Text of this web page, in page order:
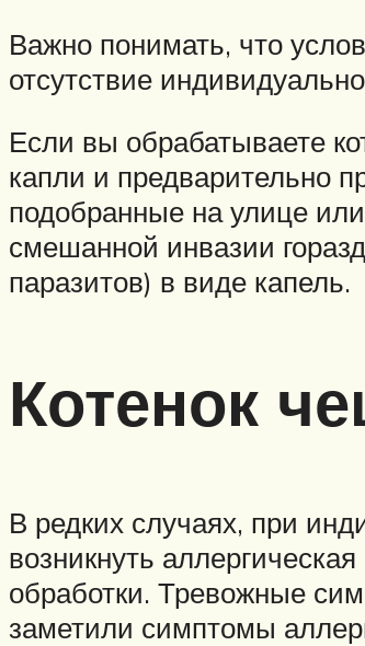
Важно понимать, что
отсутствие
Если вы обрабатываете
капли и предварительно
подобранные на улице
смешанной инвазии
паразитов) в виде капель.
Котенок
В редких случаях, при
возникнуть
обработки. Тревожные
заметили симптомы